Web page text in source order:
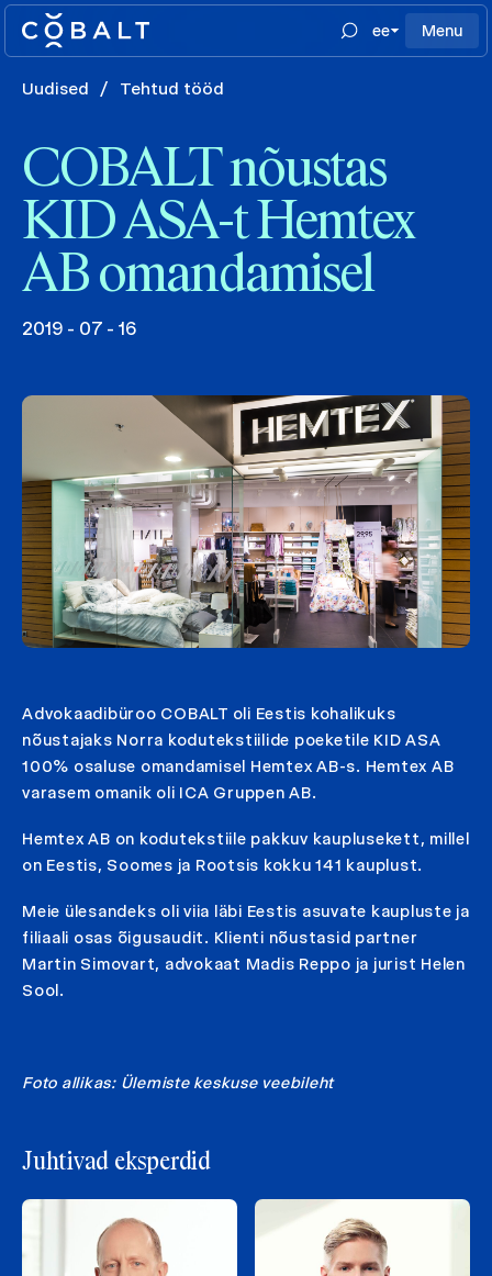
ee Menu
Uudised / Tehtud tööd
COBALT nõustas
KID ASA-t Hemtex
AB omandamisel
2019 - 07 - 16
Advokaadibüroo COBALT oli Eestis kohalikuks
nõustajaks Norra kodutekstiilide poeketile KID ASA
100% osaluse omandamisel Hemtex AB-s. Hemtex AB
varasem omanik oli ICA Gruppen AB.
Hemtex AB on kodutekstiile pakkuv kauplusekett, millel
on Eestis, Soomes ja Rootsis kokku 141 kauplust.
Meie ülesandeks oli viia läbi Eestis asuvate kaupluste ja
filiaali osas õigusaudit. Klienti nõustasid partner
Martin Simovart, advokaat Madis Reppo ja jurist Helen
Sool.
Foto allikas: Ülemiste keskuse veebileht
Juhtivad eksperdid